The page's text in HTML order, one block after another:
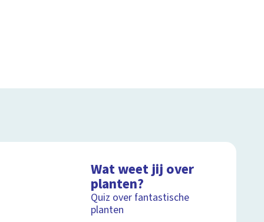
Wat weet jij over
planten?
Quiz over fantastische
planten